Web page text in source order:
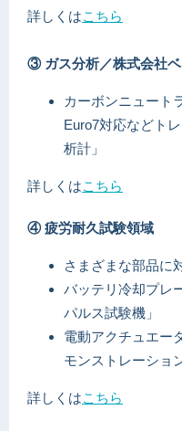
詳しくはこちら
③ ガス分析／株式会社
カーボンニュート
Euro7対応などト
析計」
詳しくはこちら
④ 疲労耐久試験領域
さまざまな部品に
バッテリ冷却プレ
パルス試験機」
電動アクチュエー
モンストレーショ
詳しくはこちら